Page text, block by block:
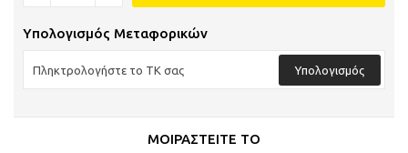
Υπολογισμός Μεταφορικών
Υπολογισμός
ΜΟΙΡΑΣΤΕΙΤΕ ΤΟ